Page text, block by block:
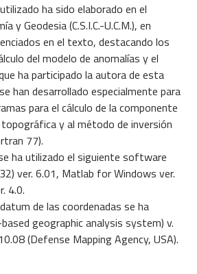
ha sido elaborado en el
Geodesia (C.S.I.C.-U.C.M.), en
en el texto, destacando los
del modelo de anomalías y el
ha participado la autora de esta
han desarrollado especialmente para
para el cálculo de la componente
y al método de inversión
77).
ha utilizado el siguiente software
ver. 6.01, Matlab for Windows ver.
4.0.
de las coordenadas se ha
geographic analysis system) v.
(Defense Mapping Agency, USA).